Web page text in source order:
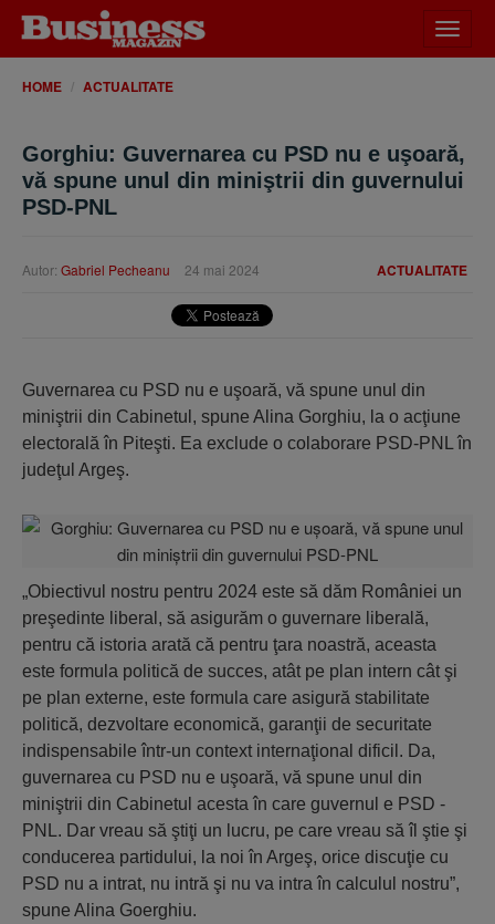
meniu
HOME ACTUALITATE
Gorghiu: Guvernarea cu PSD nu e uşoară,
vă spune unul din miniştrii din guvernului
PSD-PNL
ACTUALITATE
Autor: Gabriel Pecheanu 24 mai 2024
Guvernarea cu PSD nu e uşoară, vă spune unul din
miniştrii din Cabinetul, spune Alina Gorghiu, la o acţiune
electorală în Piteşti. Ea exclude o colaborare PSD-PNL în
judeţul Argeş.
„Obiectivul nostru pentru 2024 este să dăm României un
preşedinte liberal, să asigurăm o guvernare liberală,
pentru că istoria arată că pentru ţara noastră, aceasta
este formula politică de succes, atât pe plan intern cât şi
pe plan externe, este formula care asigură stabilitate
politică, dezvoltare economică, garanţii de securitate
indispensabile într-un context internaţional dificil. Da,
guvernarea cu PSD nu e uşoară, vă spune unul din
miniştrii din Cabinetul acesta în care guvernul e PSD -
PNL. Dar vreau să ştiţi un lucru, pe care vreau să îl ştie şi
conducerea partidului, la noi în Argeş, orice discuţie cu
PSD nu a intrat, nu intră şi nu va intra în calculul nostru”,
spune Alina Goerghiu.